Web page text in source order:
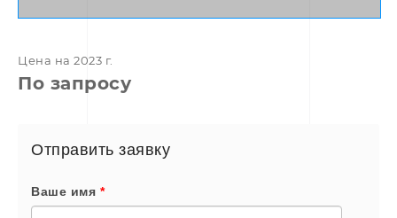
Цена на 2023 г.
По запросу
Отправить заявку
Ваше имя *